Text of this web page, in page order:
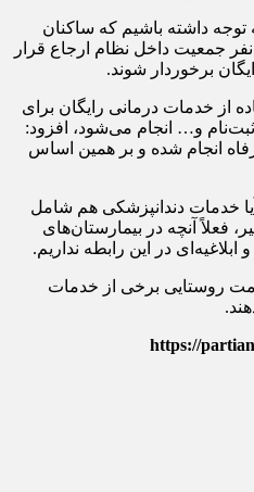
توجه داشته باشیم که ساکنان
شهرهای زیر ۲۰ هزار نفر جمعیت داخل نظام ارجاع قرار
برخوردار شوند.
از خدمات درمانی رایگان برای
و… انجام می‌شود، افزود:
انجام شده و بر همین اساس
خدمات دندانپزشکی هم شامل
فعلاً آنچه در بیمارستان‌های
در این رابطه نداریم.
روستایی برخی از خدمات
https://